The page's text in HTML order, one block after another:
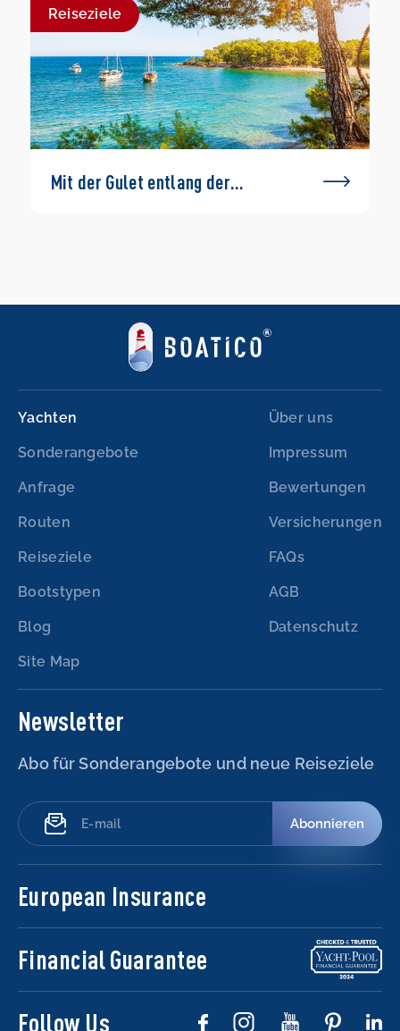
Reiseziele
Mit der Gulet entlang der
Yachten
Sonderangebote
Anfrage
Routen
Reiseziele
Bootstypen
Blog
Site Map
Über uns
Impressum
Bewertungen
Versicherungen
FAQs
AGB
Datenschutz
Newsletter
Abo für Sonderangebote und neue Reiseziele
Abonnieren
European Insurance
Financial Guarantee
Follow Us